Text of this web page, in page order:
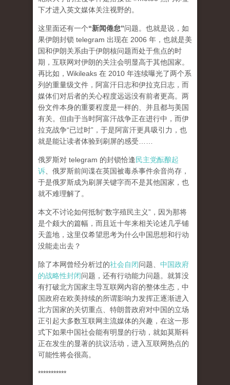
下才进入英文媒体关注视野的。
这里面还有一个“新闻倦怠”问题。也就是说，如
果伊朗封锁 telegram 出现在 2006 年，也就是美
国和伊朗关系由于伊朗核问题而处于焦点的时
期，互联网对伊朗的关注会明显高于其他国家。
再比如，Wikileaks 在 2010 年连续曝光了两个系
列的重量级文件，阿富汗日志和伊拉克日志，而
媒体们对后者的关心程度远远没有前者更高。两
份文件本身的重要程度是一样的、并且都与美国
有关。但由于当时阿富汗战争正在进行中，而伊
拉克战争“已过时”，于是阿富汗更具吸引力，也
就是能让读者体验到刷屏的感受……
俄罗斯对 telegram 的封锁恰逢民主党酝酿起
诉 、俄罗斯前间谍在英国被毒杀事件余音尚存，
于是俄罗斯成为刷屏关键字而不是其他国家，也
就不难理解了。
本文不讨论如何抵制“数字殖民主义”，因为那将
是个颇大的篇幅，而且近十年来相关论述几乎铺
天盖地，这里仅希望思考为什么中国思想和行动
没能走出去？
除了本网曾经分析过的社会自闭问题、 中国政府
的战略性封闭问题，还有行动能力问题。就算没
有打破北方国家主导互联网内容的整体生态，中
国政府在欧美持续的所谓影响力发挥正逐渐进入
北方国家的关切重点、特朗普政府对中国的立场
正引起大多数互联网主流媒体的兴趣，在这一形
式下如果中国社会能有明显的行动，就如莫斯科
正在发生的显著的抗议活动，进入互联网热点的
可能性将会很高。
***********